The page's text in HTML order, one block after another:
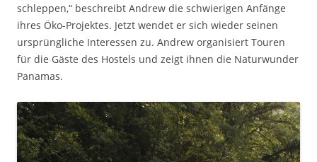
schleppen,“ beschreibt Andrew die schwierigen Anfänge
ihres Öko-Projektes. Jetzt wendet er sich wieder seinen
ursprüngliche Interessen zu. Andrew organisiert Touren
für die Gäste des Hostels und zeigt ihnen die Naturwunder
Panamas.